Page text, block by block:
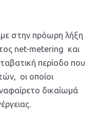
στην πρόωρη λήξη
net-metering και
περίοδο που
οι οποίοι
δικαίωμά